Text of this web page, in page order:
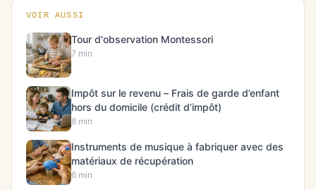
VOIR AUSSI
Tour d'observation Montessori
7 min
Impôt sur le revenu – Frais de garde d’enfant
hors du domicile (crédit d’impôt)
8 min
Instruments de musique à fabriquer avec des
matériaux de récupération
6 min